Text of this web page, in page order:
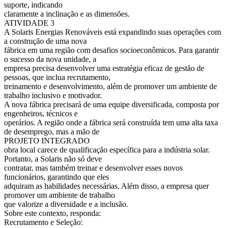
suporte, indicando
claramente a inclinação e as dimensões.
ATIVIDADE 3
A Solaris Energias Renováveis está expandindo suas operações com
a construção de uma nova
fábrica em uma região com desafios socioeconômicos. Para garantir
o sucesso da nova unidade, a
empresa precisa desenvolver uma estratégia eficaz de gestão de
pessoas, que inclua recrutamento,
treinamento e desenvolvimento, além de promover um ambiente de
trabalho inclusivo e motivador.
A nova fábrica precisará de uma equipe diversificada, composta por
engenheiros, técnicos e
operários. A região onde a fábrica será construída tem uma alta taxa
de desemprego, mas a mão de
PROJETO INTEGRADO
obra local carece de qualificação específica para a indústria solar.
Portanto, a Solaris não só deve
contratar, mas também treinar e desenvolver esses novos
funcionários, garantindo que eles
adquiram as habilidades necessárias. Além disso, a empresa quer
promover um ambiente de trabalho
que valorize a diversidade e a inclusão.
Sobre este contexto, responda:
Recrutamento e Seleção: